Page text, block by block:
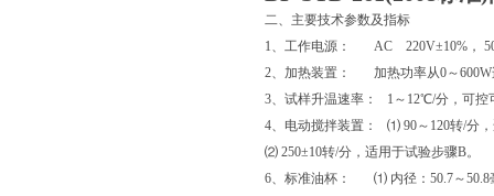
二、主要技术参数及指标
1、工作电源： AC 220V±10%，
2、加热装置： 加热功率从0～600W
3、试样升温速率： 1～12℃/分，可控
4、电动搅拌装置： ⑴ 90～120转/分
⑵ 250±10转/分，适用于试验步骤B。
6、标准油杯： ⑴ 内径：50.7～50.8